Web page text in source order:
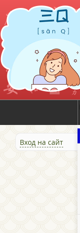
Вход на сайт